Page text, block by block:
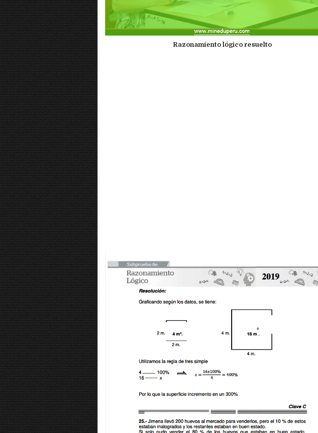
Razonamiento lógico resuelto